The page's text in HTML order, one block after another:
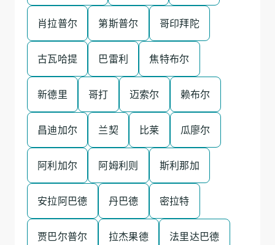
肖拉普尔 第斯普尔 哥印拜陀
古瓦哈提 巴雷利 焦特布尔
新德里 哥打 迈索尔 赖布尔
昌迪加尔 兰契 比莱 瓜廖尔
阿利加尔 阿姆利则 斯利那加
安拉阿巴德 丹巴德 密拉特
贾巴尔普尔 拉杰果德 法里达巴德